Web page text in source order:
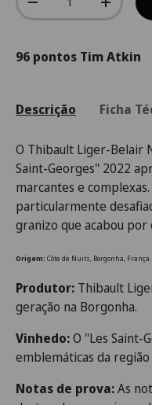
-
+
96 pontos Tim Atkin
Descrição Ficha
O Thibault Liger-Belair
Saint-Georges" 2022
marcantes e
particularmente
granizo que acabou
Origem: Côte de Nuits, Borgonha, França.
Produtor: Thibault
geração na Borgonha.
Vinhedo:O "Les Saint-
emblemáticas da
Notas de prova:As